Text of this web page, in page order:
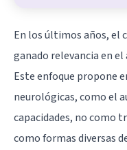
En los últimos años, el
ganado relevancia en
Este enfoque propone
neurológicas, como el
capacidades, no como
como formas diversas